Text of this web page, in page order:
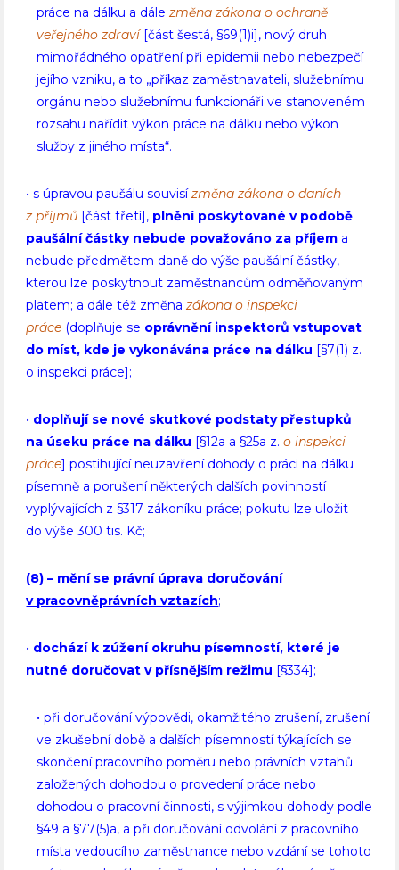
práce na dálku a dále změna zákona o ochraně
veřejného zdraví [část šestá, §69(1)i], nový druh
mimořádného opatření při epidemii nebo nebezpečí
jejího vzniku, a to „příkaz zaměstnavateli, služebnímu
orgánu nebo služebnímu funkcionáři ve stanoveném
rozsahu nařídit výkon práce na dálku nebo výkon
služby z jiného místa“.
• s úpravou paušálu souvisízměna zákona o daních
z příjmů [část třetí], plnění poskytované v podobě
paušální částky nebude považováno za příjem a
nebude předmětem daně do výše paušální částky,
kterou lze poskytnout zaměstnancům odměňovaným
platem; a dále též změnazákona o inspekci
práce (doplňuje se oprávnění inspektorů vstupovat
do míst, kde je vykonávána práce na dálku [§7(1) z.
o inspekci práce];
• doplňují se nové skutkové podstaty přestupků
na úseku práce na dálku [§12a a §25a z.o inspekci
práce] postihující neuzavření dohody o práci na dálku
písemně a porušení některých dalších povinností
vyplývajících z §317 zákoníku práce; pokutu lze uložit
do výše 300 tis. Kč;
(8) – mění se právní úprava doručování
v pracovněprávních vztazích;
• dochází k zúžení okruhu písemností, které je
nutné doručovat v přísnějším režimu [§334];
• při doručování výpovědi, okamžitého zrušení, zrušení
ve zkušební době a dalších písemností týkajících se
skončení pracovního poměru nebo právních vztahů
založených dohodou o provedení práce nebo
dohodou o pracovní činnosti, s výjimkou dohody podle
§49 a §77(5)a, a při doručování odvolání z pracovního
místa vedoucího zaměstnance nebo vzdání se tohoto